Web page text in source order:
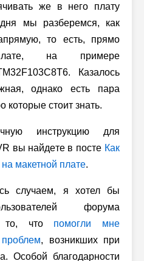
же в него плату
мы разберемся, как
то есть, прямо
на примере
Казалось
однако есть пара
которые стоит знать.
инструкцию для
вы найдете в посте Как
макетной плате.
случаем, я хотел бы
форума
то, что помогли мне
, возникших при
Особой благодарности